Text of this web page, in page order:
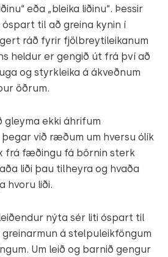
eða „bleika liðinu“. Þessir
til að greina kynin í
gert ráð fyrir fjölbreytileikanum
heldur er gengið út frá því að
og styrkleika á ákveðnum
öðrum.
gleyma ekki áhrifum
við ræðum um hversu ólík
frá fæðingu fá börnin sterk
liði þau tilheyra og hvaða
hvoru liði.
nýta sér liti óspart til
greinarmun á stelpuleikföngum
Um leið og barnið gengur